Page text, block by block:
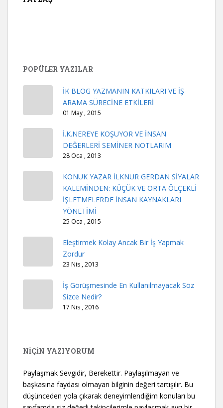
POPÜLER YAZILAR
İK BLOG YAZMANIN KATKILARI VE İŞ
ARAMA SÜRECİNE ETKİLERİ
01 May , 2015
İ.K.NEREYE KOŞUYOR VE İNSAN
DEĞERLERİ SEMİNER NOTLARIM
28 Oca , 2013
KONUK YAZAR İLKNUR GERDAN SİYALAR
KALEMİNDEN: KÜÇÜK VE ORTA ÖLÇEKLİ
İŞLETMELERDE İNSAN KAYNAKLARI
YÖNETİMİ
25 Oca , 2015
Eleştirmek Kolay Ancak Bir İş Yapmak
Zordur
23 Nis , 2013
İş Görüşmesinde En Kullanılmayacak Söz
Sizce Nedir?
17 Nis , 2016
NİÇİN YAZIYORUM
Paylaşmak Sevgidir, Berekettir. Paylaşılmayan ve
başkasına faydası olmayan bilginin değeri tartışılır. Bu
düşünceden yola çıkarak deneyimlendiğim konuları bu